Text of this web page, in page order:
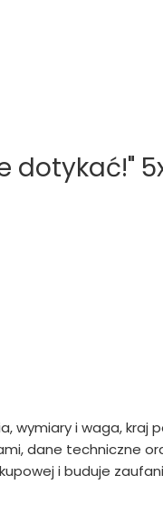
dotykać!"
wymiary i waga, kraj
dane techniczne
i buduje